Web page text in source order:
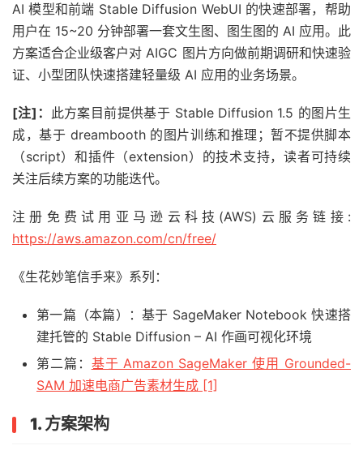
AI 模型和前端 Stable Diffusion WebUI 的快速部署，帮助
用户在 15~20 分钟部署一套文生图、图生图的 AI 应用。此
方案适合企业级客户对 AIGC 图片方向做前期调研和快速验
证、小型团队快速搭建轻量级 AI 应用的业务场景。
[注]：
此方案目前提供基于 Stable Diffusion 1.5 的图片生
成，基于 dreambooth 的图片训练和推理；暂不提供脚本
（script）和插件（extension）的技术支持，读者可持续
关注后续方案的功能迭代。
注册免费试用亚马逊云科技(AWS)云服务链接:
https://aws.amazon.com/cn/free/
《生花妙笔信手来》系列：
第一篇（本篇）：基于 SageMaker Notebook 快速搭
建托管的 Stable Diffusion – AI 作画可视化环境
第二篇： 基于 Amazon SageMaker 使用 Grounded-
SAM 加速电商广告素材生成 [1]
1. 方案架构